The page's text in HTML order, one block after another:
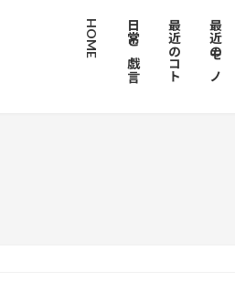
HOME 日常と戯言 最近のコト 最近のモノ